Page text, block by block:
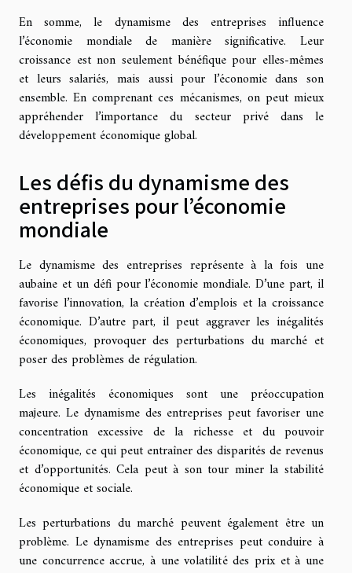
En somme, le dynamisme des entreprises influence
l’économie mondiale de manière significative. Leur
croissance est non seulement bénéfique pour elles-mêmes
et leurs salariés, mais aussi pour l’économie dans son
ensemble. En comprenant ces mécanismes, on peut mieux
appréhender l’importance du secteur privé dans le
développement économique global.
Les défis du dynamisme des
entreprises pour l’économie
mondiale
Le dynamisme des entreprises représente à la fois une
aubaine et un défi pour l’économie mondiale. D’une part, il
favorise l’innovation, la création d’emplois et la croissance
économique. D’autre part, il peut aggraver les inégalités
économiques, provoquer des perturbations du marché et
poser des problèmes de régulation.
Les inégalités économiques sont une préoccupation
majeure. Le dynamisme des entreprises peut favoriser une
concentration excessive de la richesse et du pouvoir
économique, ce qui peut entraîner des disparités de revenus
et d’opportunités. Cela peut à son tour miner la stabilité
économique et sociale.
Les perturbations du marché peuvent également être un
problème. Le dynamisme des entreprises peut conduire à
une concurrence accrue, à une volatilité des prix et à une